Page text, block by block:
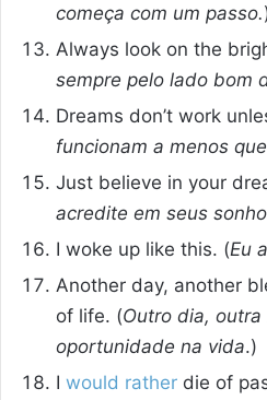
começa com um passo.
Always look on the
sempre pelo lado bom
Dreams don’t work
funcionam a menos
Just believe in your
acredite em seus
I woke up like this. (Eu
Another day, another
of life. (Outro dia,
oportunidade na vida.)
I would rather die of